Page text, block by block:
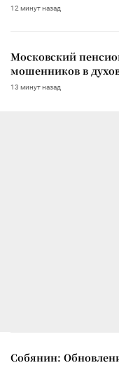
12 минут назад
Московский
мошенников в
13 минут назад
Собянин: